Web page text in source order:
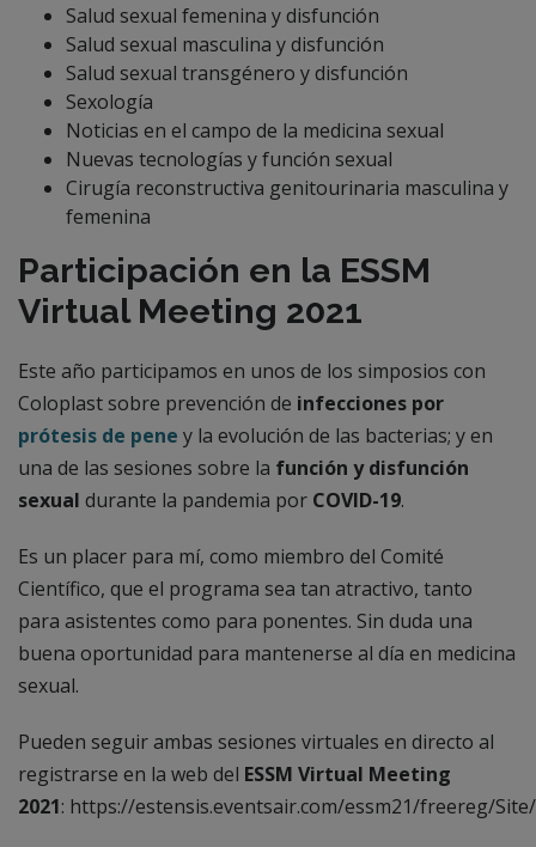
Salud sexual femenina y disfunción
Salud sexual masculina y disfunción
Salud sexual transgénero y disfunción
Sexología
Noticias en el campo de la medicina sexual
Nuevas tecnologías y función sexual
Cirugía reconstructiva genitourinaria masculina y
femenina
Participación en la ESSM
Virtual Meeting 2021
Este año participamos en unos de los simposios con
Coloplast sobre prevención de infecciones por
prótesis de pene y la evolución de las bacterias; y en
una de las sesiones sobre la función y disfunción
sexual durante la pandemia por COVID-19.
Es un placer para mí, como miembro del Comité
Científico, que el programa sea tan atractivo, tanto
para asistentes como para ponentes. Sin duda una
buena oportunidad para mantenerse al día en medicina
sexual.
Pueden seguir ambas sesiones virtuales en directo al
registrarse en la web del ESSM Virtual Meeting
2021: https://estensis.eventsair.com/essm21/freereg/